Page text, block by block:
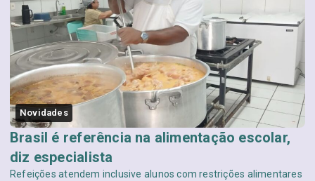
Novidades
Brasil é referência na alimentação escolar,
diz especialista
Refeições atendem inclusive alunos com restrições alimentares